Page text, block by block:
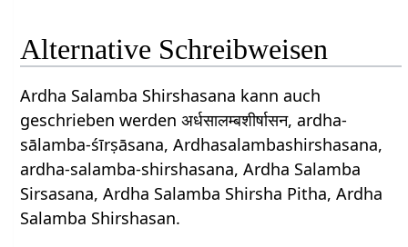
Alternative Schreibweisen
Ardha Salamba Shirshasana kann auch
geschrieben werden अर्धसालम्बशीर्षासन, ardha-
sālamba-śīrṣāsana, Ardhasalambashirshasana,
ardha-salamba-shirshasana, Ardha Salamba
Sirsasana, Ardha Salamba Shirsha Pitha, Ardha
Salamba Shirshasan.